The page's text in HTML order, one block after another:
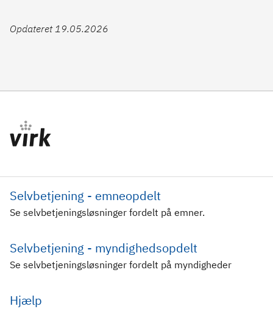
Opdateret 19.05.2026
Selvbetjening - emneopdelt
Se selvbetjeningsløsninger fordelt på emner.
Selvbetjening - myndighedsopdelt
Se selvbetjeningsløsninger fordelt på myndigheder
Hjælp